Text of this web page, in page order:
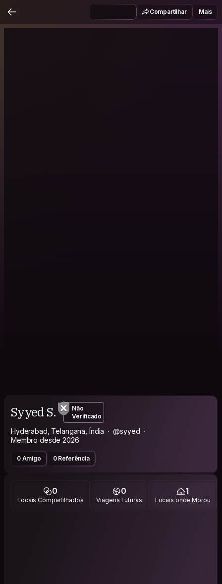
Compartilhar Mais
Syyed S.
Não
Verificado
Hyderabad, Telangana, Índia
@syyed
Membro desde 2026
0 Amigo 0 Referência
0
Locais Compartilhados
0
Viagens Futuras
1
Locais onde Morou